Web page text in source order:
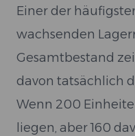
Einer der
wachsenden
Gesamtbestand
davon tatsächlich
Wenn 200
liegen, aber 160